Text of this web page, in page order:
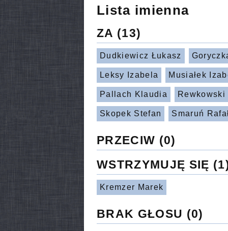
Lista imienna
ZA (13)
Dudkiewicz Łukasz
Leksy Izabela Musiałek
Pallach Klaudia Rewkowski
Skopek Stefan Smaruń
PRZECIW (0)
WSTRZYMUJĘ SIĘ
Kremzer Marek
BRAK GŁOSU (0)